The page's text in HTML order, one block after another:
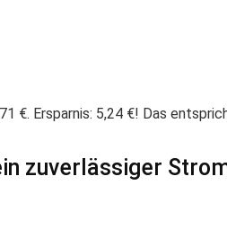
€. Ersparnis: 5,24 €! Das
zuverlässiger